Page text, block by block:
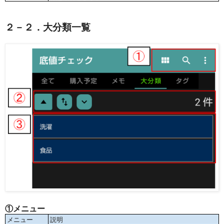
２－２．大分類一覧
①メニュー
メニュー
説明